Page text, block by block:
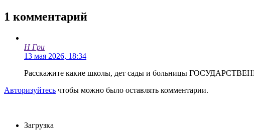
1 комментарий
Н Гри
13 мая 2026, 18:34
Расскажите какие школы, дет сады и больницы
Авторизуйтесь чтобы можно было оставлять комментарии.
Загрузка